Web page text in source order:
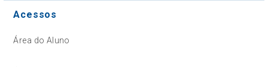
Acessos
Área do Aluno